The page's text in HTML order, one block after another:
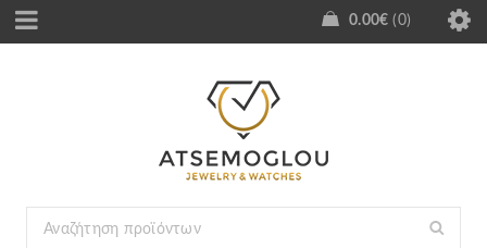
0.00€ 0